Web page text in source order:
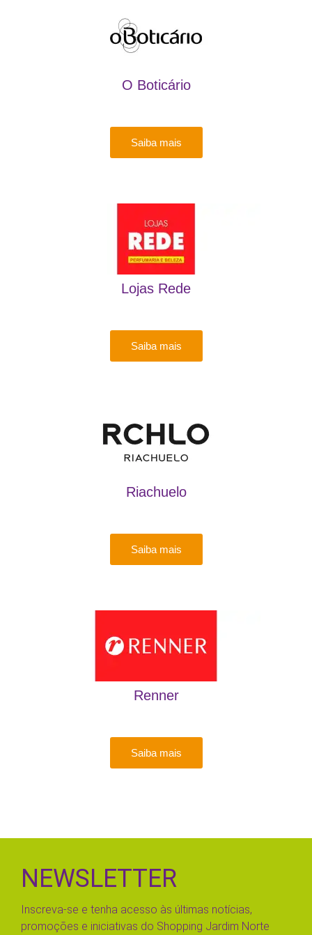
O Boticário
Saiba mais
Lojas Rede
Saiba mais
Riachuelo
Saiba mais
Renner
Saiba mais
NEWSLETTER
Inscreva-se e tenha acesso às últimas notícias,
promoções e iniciativas do Shopping Jardim Norte